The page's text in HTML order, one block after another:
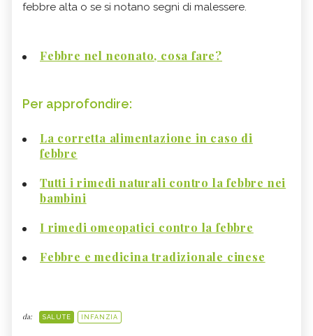
febbre alta o se si notano segni di malessere.
Febbre nel neonato, cosa fare?
Per approfondire:
La corretta alimentazione in caso di
febbre
Tutti i rimedi naturali contro la febbre nei
bambini
I rimedi omeopatici contro la febbre
Febbre e medicina tradizionale cinese
da: SALUTE INFANZIA